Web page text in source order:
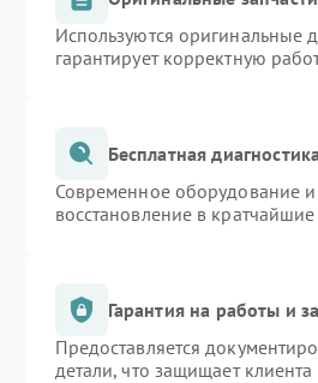
Используются оригинальные
гарантирует корректную
Бесплатная
Современное оборудование и
восстановление в
Гарантия на работы и
Предоставляется
детали, что защищает